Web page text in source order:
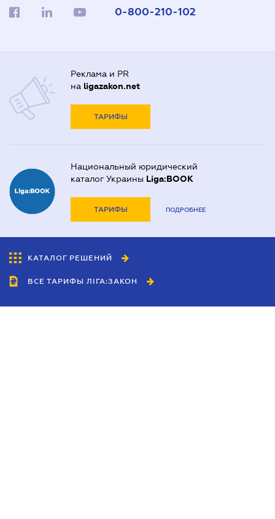
0-800-210-102
Реклама и PR
на ligazakon.net
ТАРИФЫ
Национальный юридический
каталог Украины Liga:BOOK
ТАРИФЫ ПОДРОБНЕЕ
КАТАЛОГ РЕШЕНИЙ
ВСЕ ТАРИФЫ ЛІГА:ЗАКОН